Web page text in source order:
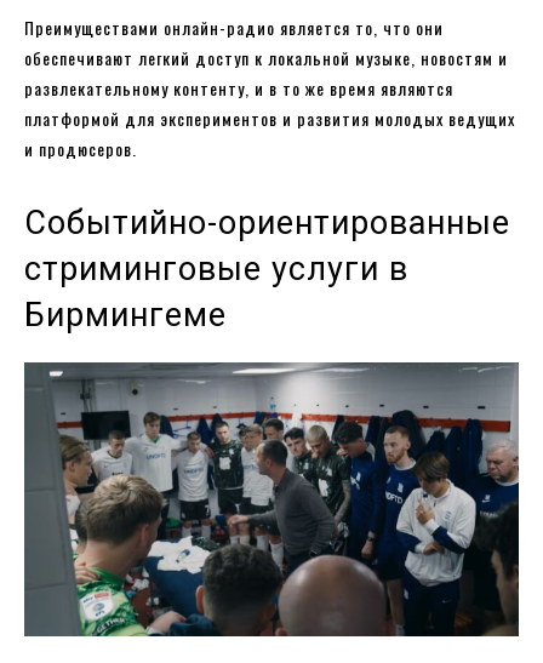
Преимуществами онлайн-радио является то, что они
обеспечивают легкий доступ к локальной музыке, новостям и
развлекательному контенту, и в то же время являются
платформой для экспериментов и развития молодых ведущих
и продюсеров.
Событийно-ориентированные
стриминговые услуги в
Бирмингеме